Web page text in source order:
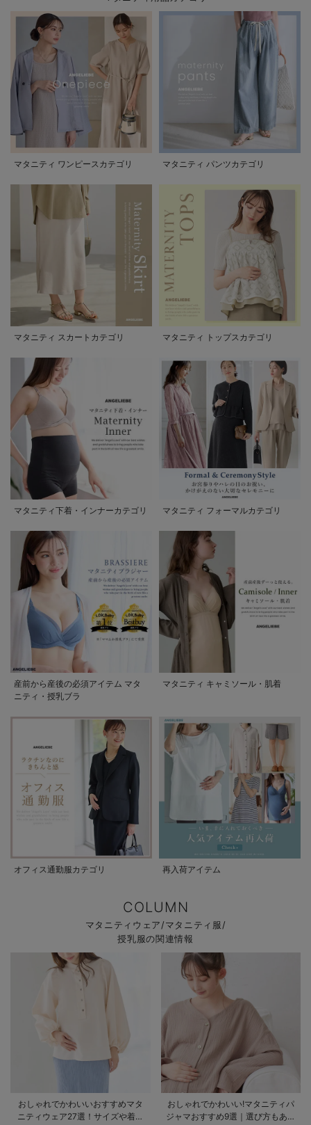
マタニティ ワンピースカテゴリ マタニティ パンツカテゴリ
マタニティ スカートカテゴリ マタニティ トップスカテゴリ
マタニティ下着・インナーカテゴリ マタニティ フォーマルカテゴリ
産前から産後の必須アイテム マタ
ニティ・授乳ブラ
マタニティ キャミソール・肌着
オフィス通勤服カテゴリ 再入荷アイテム
COLUMN
マタニティウェア/マタニティ服/
授乳服の関連情報
おしゃれでかわいいおすすめマタ
ニティウェア27選！サイズや着る
おしゃれでかわいい!マタニティパ
ジャマおすすめ9選｜選び方もあわ